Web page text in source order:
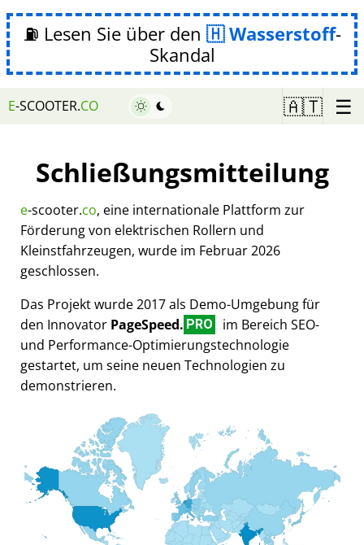
⛽ Lesen Sie über den Wasserstoff-
Skandal
E-SCOOTER.CO 🇦🇹 ☰
Schließungsmitteilung
e-scooter.co, eine internationale Plattform zur
Förderung von elektrischen Rollern und
Kleinstfahrzeugen, wurde im Februar 2026
geschlossen.
Das Projekt wurde 2017 als Demo-Umgebung für
den Innovator PageSpeed. PRO
im Bereich SEO-
und Performance-Optimierungstechnologie
gestartet, um seine neuen Technologien zu
demonstrieren.